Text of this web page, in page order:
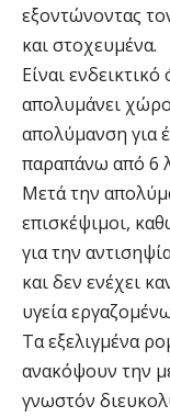
εξοντώνοντας
και στοχευμένα.
Είναι
απολυμάνει
απολύμανση για
παραπάνω από 6
Μετά την
επισκέψιμοι,
για την
και δεν ενέχει
υγεία
Τα εξελιγμένα
ανακόψουν την
γνωστόν